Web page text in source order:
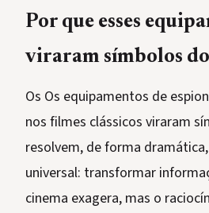
Por que esses
viraram símbolos
Os Os equipamentos de
nos filmes clássicos viraram
resolvem, de forma
universal: transformar
cinema exagera, mas o